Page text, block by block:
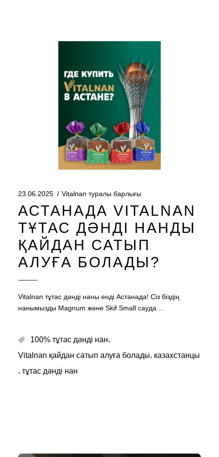
23.06.2025 Vitalnan туралы барлығы
АСТАНАДА VITALNAN
ТҰТАС ДӘНДІ НАНДЫ
ҚАЙДАН САТЫП
АЛУҒА БОЛАДЫ?
Vitalnan тұтас дәнді наны енді Астанада! Сіз біздің
нанымызды Magnum және Skif Small сауда
100% тұтас дәнді нан,
Vitalnan қайдан сатып алуға болады, казахстанцы
, тұтас дәнді нан